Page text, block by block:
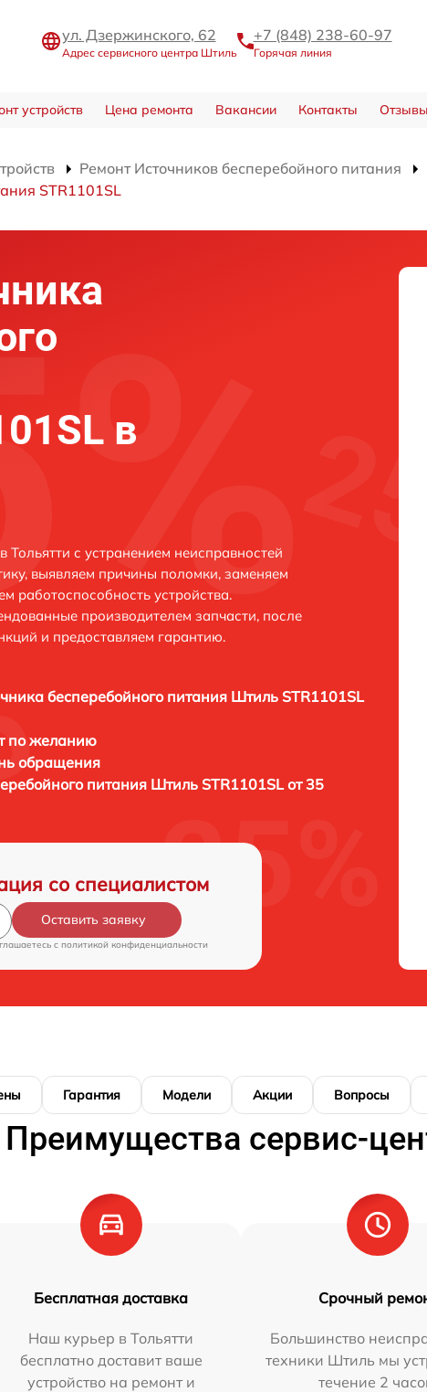
ул. Дзержинского, 62
Адрес сервисного центра Штиль
+7 (848) 238-60-97
Горячая линия
устройств Цена ремонта Вакансии Контакты Отзывы
Ремонт Источников бесперебойного питания
STR1101SL
в
с устранением неисправностей
выявляем причины поломки, заменяем
работоспособность устройства.
производителем запчасти, после
и предоставляем гарантию.
бесперебойного питания Штиль STR1101SL
по желанию
обращения
питания Штиль STR1101SL от 35
со специалистом
Оставить заявку
c политикой конфиденциальности
Гарантия Модели Акции Вопросы
Преимущества сервис-
Бесплатная доставка
Наш курьер в Тольятти
бесплатно доставит ваше
устройство на ремонт и
Срочный
Большинство
техники Штиль мы
течение 2